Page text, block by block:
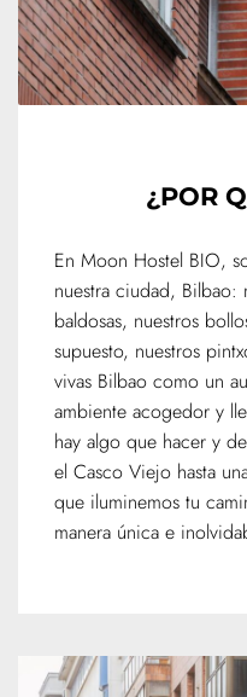
¿POR
En Moon Hostel BIO,
nuestra ciudad, Bilbao:
baldosas, nuestros
supuesto, nuestros
vivas Bilbao como un
ambiente acogedor y
hay algo que hacer y
el Casco Viejo hasta
que iluminemos tu
manera única e